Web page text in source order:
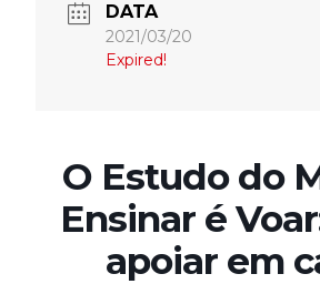
DATA
2021/03/20
Expired!
O Estudo do
Ensinar é
apoiar em